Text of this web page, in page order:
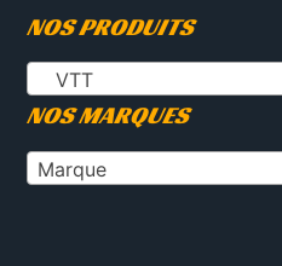
NOS PRODUITS
VTT
NOS MARQUES
Marque